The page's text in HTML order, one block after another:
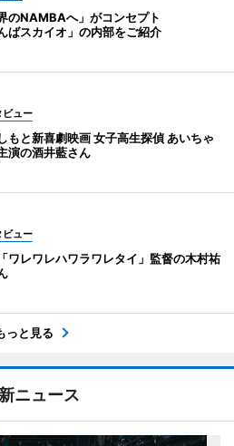
のNAMBAへ」がコンセプト
ばスカイオ」の内部をご紹介
ビュー
もと新喜劇映画 女子高生探偵 あいちゃ
演の酒井藍さん
ビュー
ワレワレハワラワレタイ」監督の木村祐
っと見る
ニュース